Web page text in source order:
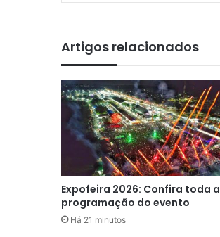
Artigos relacionados
Expofeira 2026: Confira toda a
programação do evento
Há 21 minutos